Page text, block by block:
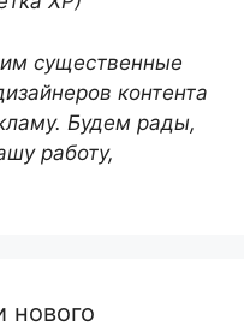
существенные
контента
Будем рады,
работу,
нового